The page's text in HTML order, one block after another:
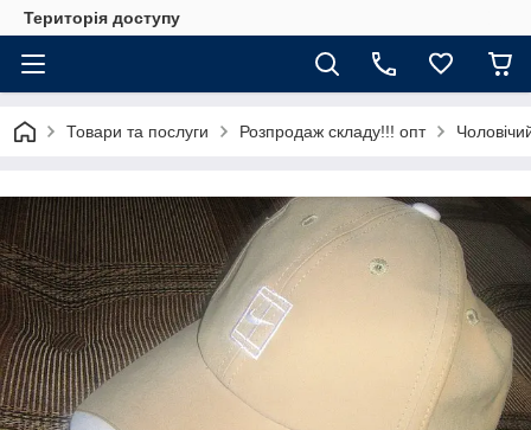
Територія доступу
Товари та послуги Розпродаж складу!!! опт